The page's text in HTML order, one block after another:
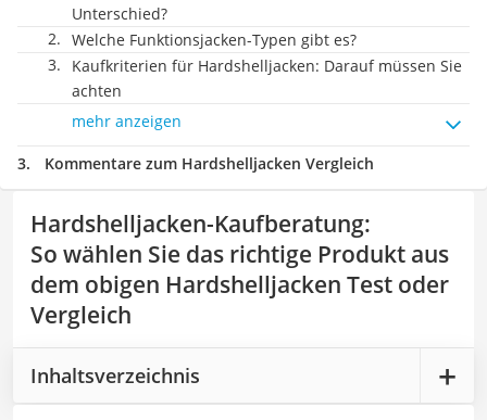
Unterschied?
Welche Funktionsjacken-Typen gibt es?
Kaufkriterien für Hardshelljacken: Darauf müssen Sie
achten
mehr anzeigen
Kommentare zum Hardshelljacken Vergleich
Hardshelljacken-Kaufberatung:
So wählen Sie das richtige Produkt aus
dem obigen Hardshelljacken Test oder
Vergleich
Inhaltsverzeichnis